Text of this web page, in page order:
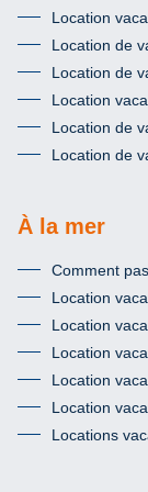
Location
Location de
Location de
Location
Location de
Location de
À la mer
Comment
Location
Location
Location
Location
Location
Locations